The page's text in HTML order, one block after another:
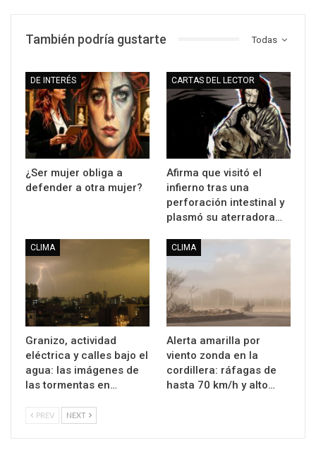
Todas
También podría gustarte
DE INTERÉS
¿Ser mujer obliga a
defender a otra mujer?
CARTAS DEL LECTOR
Afirma que visitó el
infierno tras una
perforación intestinal y
plasmó su aterradora…
CLIMA
Granizo, actividad
eléctrica y calles bajo el
agua: las imágenes de
las tormentas en…
CLIMA
Alerta amarilla por
viento zonda en la
cordillera: ráfagas de
hasta 70 km/h y alto…
PREV NEXT